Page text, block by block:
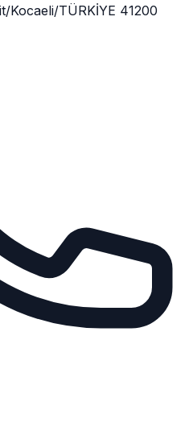
Kocaeli/TÜRKİYE 41200